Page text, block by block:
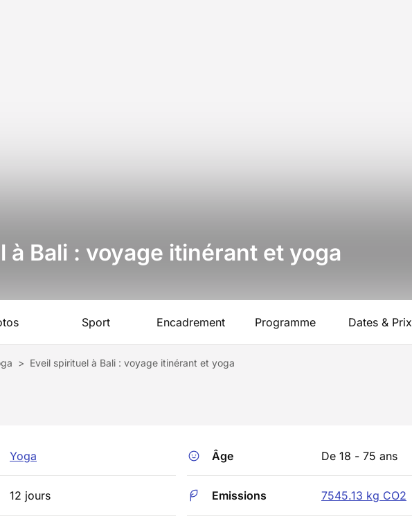
à Bali : voyage itinérant et yoga
Sport Encadrement Programme Dates & Prix
> Eveil spirituel à Bali : voyage itinérant et yoga
Yoga
12 jours
Âge De 18 - 75 ans
Emissions 7545.13 kg CO2